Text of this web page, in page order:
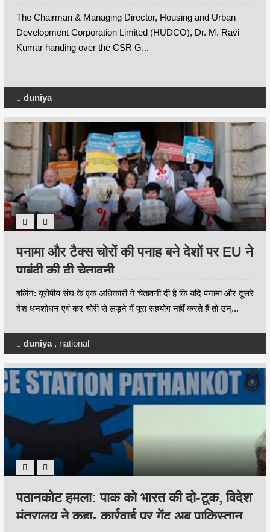
The Chairman & Managing Director, Housing and Urban
Development Corporation Limited (HUDCO), Dr. M. Ravi
Kumar handing over the CSR G...
duniya
पनामा और टैक्स चोरों की पनाह बने देशों पर EU ने
पाबंदी की दी चेतावनी
बर्लिन: यूरोपीय संघ के एक अधिकारी ने चेतावनी दी है कि यदि पनामा और दूसरे
देश धनशोधन एवं कर चोरी से लड़ने में पूरा सहयोग नहीं करते हैं तो उन्...
duniya, national
पठानकोट हमला: पाक को भारत की दो-टूक, विदेश
मंत्रालय ने कहा- कार्रवाई पर गेंद अब पाकिस्तान